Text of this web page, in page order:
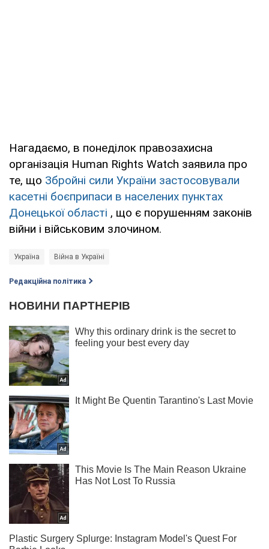
Нагадаємо, в понеділок правозахисна
організація Human Rights Watch заявила про
те, що Збройні сили України застосовували
касетні боєприпаси в населених пунктах
Донецької області , що є порушенням законів
війни і військовим злочином.
Україна Війна в Україні
Редакційна політика